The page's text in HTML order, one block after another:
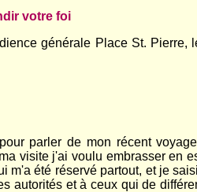
votre foi
générale Place St. Pierre,
parler de mon récent
visite j'ai voulu embrasser en
été réservé partout, et je
autorités et à ceux qui de